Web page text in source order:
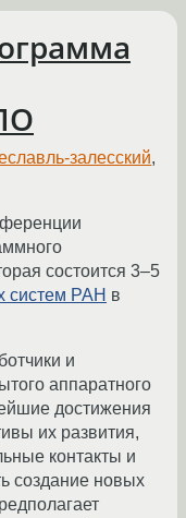
залесский,
состоится 3–5
систем РАН в
и
аппаратного
достижения
их развития,
контакты и
создание новых